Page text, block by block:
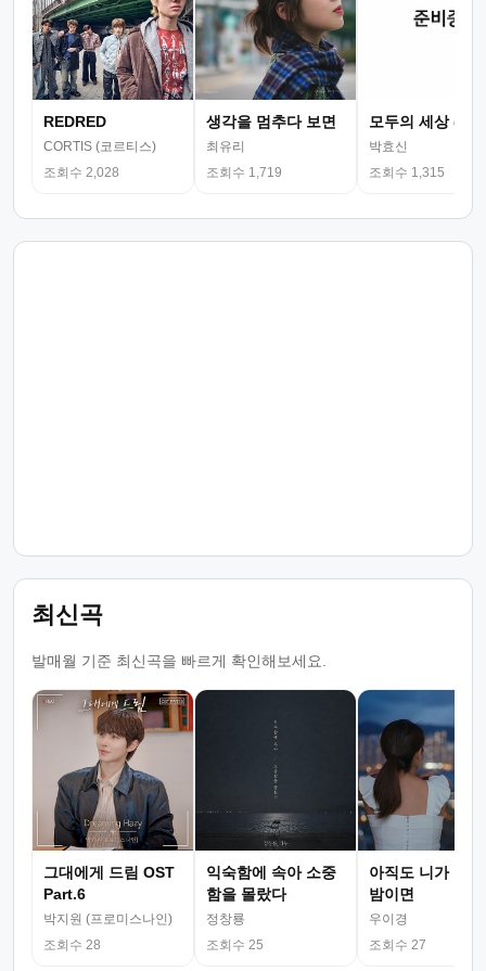
REDRED
CORTIS (코르티스)
조회수 2,028
생각을 멈추다 보면
최유리
조회수 1,719
모두의 세상 (뮤
박효신
조회수 1,315
최신곡
발매월 기준 최신곡을 빠르게 확인해보세요.
그대에게 드림 OST
Part.6
박지원 (프로미스나인)
조회수 28
익숙함에 속아 소중
함을 몰랐다
정창룡
조회수 25
아직도 니가 그
밤이면
우이경
조회수 27